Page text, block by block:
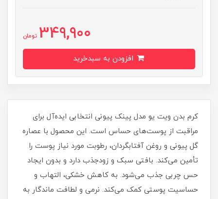
349,900 تومان
کرم بدن ویت یو مدل پینک پیونی انتخابی ایده‌آل برای
مراقبت از پوست‌های حساس است. این محصول با عصاره
گل پیونی و روغن آفتابگردان، رطوبت مورد نیاز پوست را
تأمین می‌کند. بافتی سبک و زودجذب دارد و بدون ایجاد
حس چربی جذب می‌شود. به کاهش خشکی، التهاب و
حساسیت پوستی کمک می‌کند. نرمی و لطافت ماندگار به